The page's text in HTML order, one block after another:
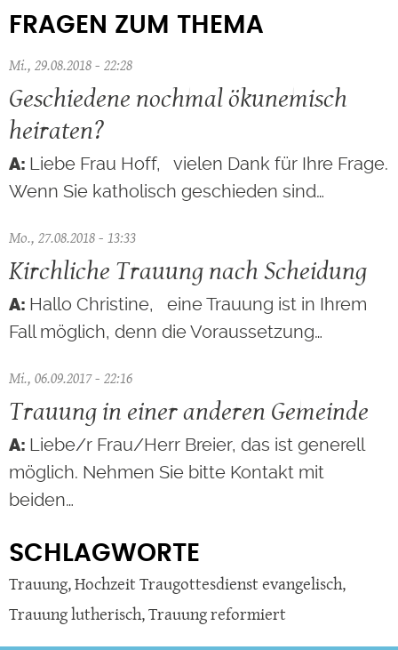
FRAGEN ZUM THEMA
Mi., 29.08.2018 - 22:28
Geschiedene nochmal ökunemisch
heiraten?
Liebe Frau Hoff, vielen Dank für Ihre Frage.
Wenn Sie katholisch geschieden sind…
Mo., 27.08.2018 - 13:33
Kirchliche Trauung nach Scheidung
Hallo Christine, eine Trauung ist in Ihrem
Fall möglich, denn die Voraussetzung…
Mi., 06.09.2017 - 22:16
Trauung in einer anderen Gemeinde
Liebe/r Frau/Herr Breier, das ist generell
möglich. Nehmen Sie bitte Kontakt mit
beiden…
SCHLAGWORTE
Trauung,Hochzeit Traugottesdienst evangelisch,
Trauung lutherisch,Trauung reformiert